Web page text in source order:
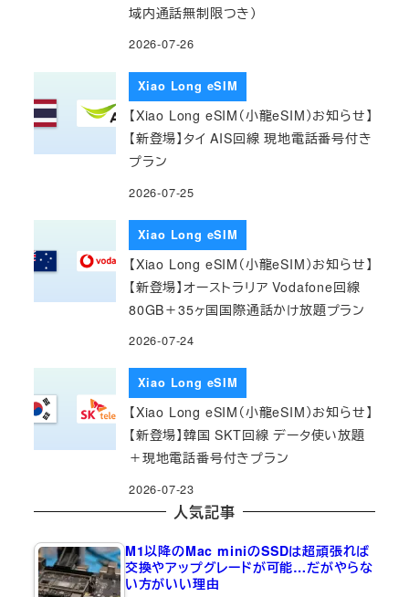
域内通話無制限つき）
2026-07-26
Xiao Long eSIM
【Xiao Long eSIM（小龍eSIM）お知らせ】
【新登場】タイ AIS回線 現地電話番号付き
プラン
2026-07-25
Xiao Long eSIM
【Xiao Long eSIM（小龍eSIM）お知らせ】
【新登場】オーストラリア Vodafone回線
80GB＋35ヶ国国際通話かけ放題プラン
2026-07-24
Xiao Long eSIM
【Xiao Long eSIM（小龍eSIM）お知らせ】
【新登場】韓国 SKT回線 データ使い放題
＋現地電話番号付きプラン
2026-07-23
人気記事
M1以降のMac miniのSSDは超頑張れば
交換やアップグレードが可能…だがやらな
い方がいい理由